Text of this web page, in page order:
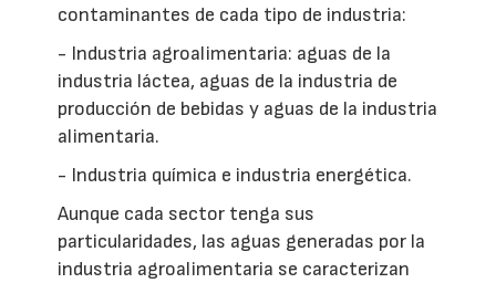
contaminantes de cada tipo de industria:
- Industria agroalimentaria: aguas de la
industria láctea, aguas de la industria de
producción de bebidas y aguas de la industria
alimentaria.
- Industria química e industria energética.
Aunque cada sector tenga sus
particularidades, las aguas generadas por la
industria agroalimentaria se caracterizan